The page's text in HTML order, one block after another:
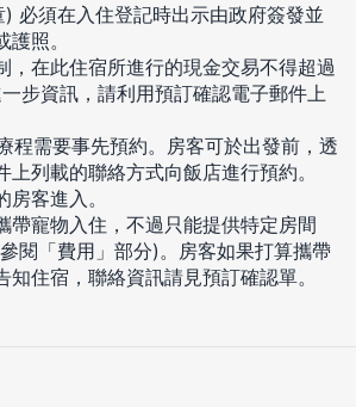
必須在入住登記時出示由政府簽發並
照。
，在此住宿所進行的現金交易不得超過
步資訊，請利用預訂確認電子郵件上
程需要事先預約。房客可於出發前，透
列載的聯絡方式向飯店進行預約。
客進入。
帶寵物入住，不過只能提供特定房間
閱「費用」部分)。房客如果打算攜帶
住宿，聯絡資訊請見預訂確認單。